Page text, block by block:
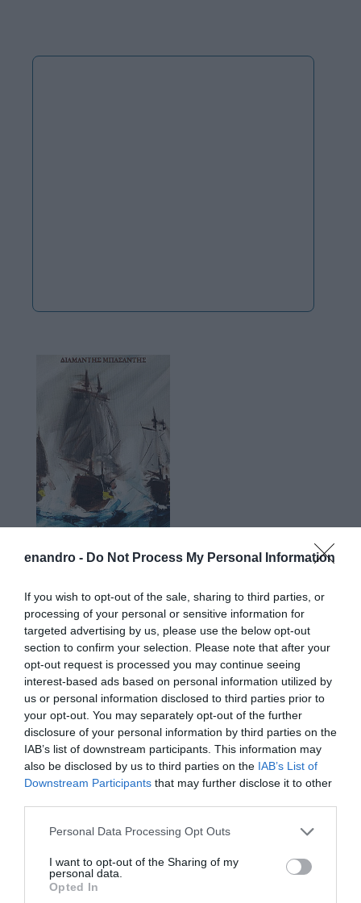
enandro - Do Not Process My Personal Information
If you wish to opt-out of the sale, sharing to third parties, or
processing of your personal or sensitive information for
targeted advertising by us, please use the below opt-out
section to confirm your selection. Please note that after your
opt-out request is processed you may continue seeing
interest-based ads based on personal information utilized by
us or personal information disclosed to third parties prior to
your opt-out. You may separately opt-out of the further
disclosure of your personal information by third parties on the
IAB’s list of downstream participants. This information may
also be disclosed by us to third parties on the IAB’s List of
Downstream Participants that may further disclose it to other
Please note that this website/app uses one or more Google
not limited to your visit or usage behaviour. You may click to
grant or deny consent to Google and its third-party tags to
use your data for below specified purposes in below Google
Personal Data Processing Opt Outs
I want to opt-out of the Sharing of my
personal data.
Opted In
Προτεινόμενα άρθρα